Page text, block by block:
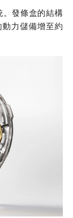
發條盒的結構
力儲備增至約